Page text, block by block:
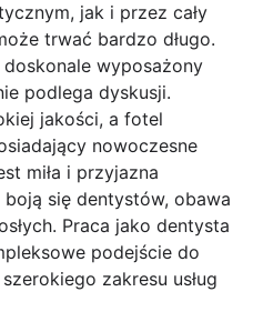
jak i przez cały
trwać bardzo długo.
wyposażony
podlega dyskusji.
jakości, a fotel
nowoczesne
miła i przyjazna
się dentystów, obawa
Praca jako dentysta
podejście do
zakresu usług